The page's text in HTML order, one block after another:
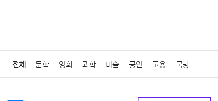
전체 문학 영화 과학 미술 공연 고용 국방